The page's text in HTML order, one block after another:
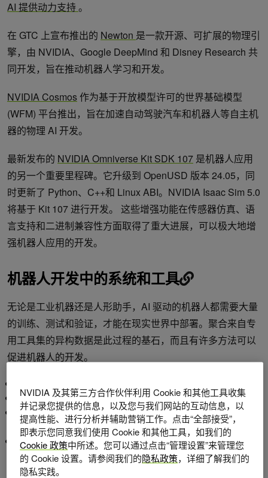
AI 提供动力支持。
在 GTC 上宣布推出的 Newton 是一款开源、可扩展的物理引
擎，由 NVIDIA、Google DeepMind 和 Disney Research 共
同开发，旨在推动机器人学习和开发。
NVIDIA Cosmos作为基于开放模型许可的世界基础模型
(WFM) 平台推出，旨在加速自动驾驶汽车和机器人等自主机
器的物理 AI 开发。
最新发布的 NVIDIA Omniverse Kit SDK 107 是机器人应用
的另一个重要里程碑。它升级到 OpenUSD 版本 24.05，同
时更新了 Python、C++和 Linux ABI。NVIDIA Isaac Sim 5.0
将基于 Kit 107 进行开发。 这些增强功能在传感器仿真、语
言支持和二进制兼容性方面取得了重大进展，可以极大地增
强机器人应用的开发。
机器人开发中的系统和工具
无论是工业机器还是人形助手，AI 驱动的机器人都需要大量
的训练、测试和验证，才能在现实世界中部署。聚合来自专
用工具集的异构数据是此过程的基石，而且有许多方法可以
促进机器人的开发。
数字内容创建工具：创建动画和模拟等内容。
模拟器：测试和验证机器人行为，以响应虚拟环境中真实
传感器模型感知的各种场景。
Fleet management software：在单个环境中协调和管理
多个机器人。
NVIDIA 及其第三方合作伙伴利用 Cookie 和其他工具收集
并记录您提供的信息，以及您与我们网站的互动信息，以
提高性能、进行分析并辅助营销工作。点击“全部接受”，
即表示您同意我们使用 Cookie 和其他工具，如我们的
Cookie 政策中所述。您可以通过点击“管理设置”来管理您
的 Cookie 设置。请参阅我们的隐私政策，详细了解我们的
隐私实践。